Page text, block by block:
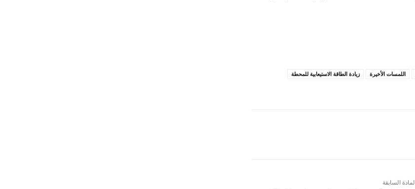
اللمسات الأخيرة
زيادة الطاقة الاستيعابية للمحطة
المادة السابقة